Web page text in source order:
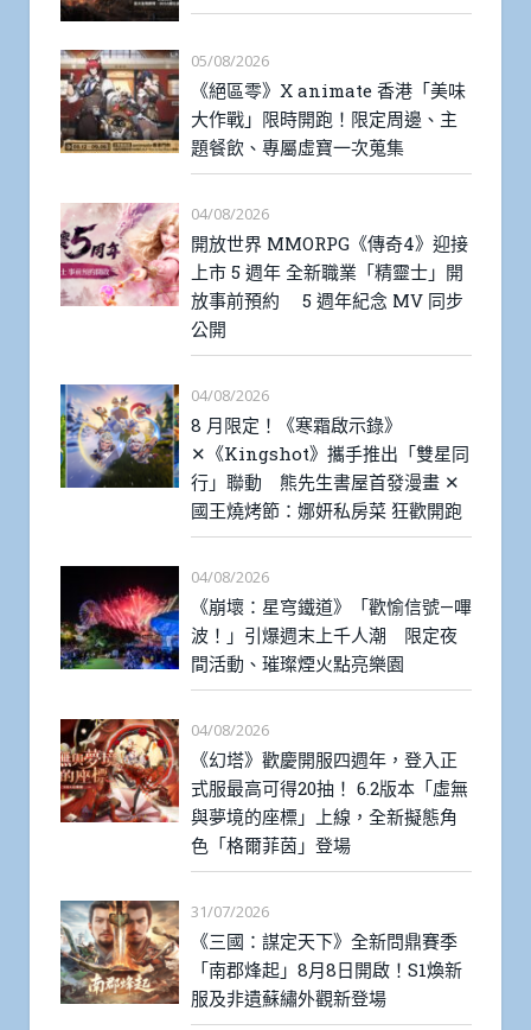
05/08/2026
《絕區零》X animate 香港「美味
大作戰」限時開跑！限定周邊、主
題餐飲、專屬虛寶一次蒐集
04/08/2026
開放世界 MMORPG《傳奇4》迎接
上市 5 週年 全新職業「精靈士」開
放事前預約 5 週年紀念 MV 同步
公開
04/08/2026
8 月限定！《寒霜啟示錄》
✕《Kingshot》攜手推出「雙星同
行」聯動 熊先生書屋首發漫畫 ✕
國王燒烤節：娜妍私房菜 狂歡開跑
04/08/2026
《崩壞：星穹鐵道》「歡愉信號—嗶
波！」引爆週末上千人潮 限定夜
間活動、璀璨煙火點亮樂園
04/08/2026
《幻塔》歡慶開服四週年，登入正
式服最高可得20抽！ 6.2版本「虛無
與夢境的座標」上線，全新擬態角
色「格爾菲茵」登場
31/07/2026
《三國：謀定天下》全新問鼎賽季
「南郡烽起」8月8日開啟！S1煥新
服及非遺蘇繡外觀新登場